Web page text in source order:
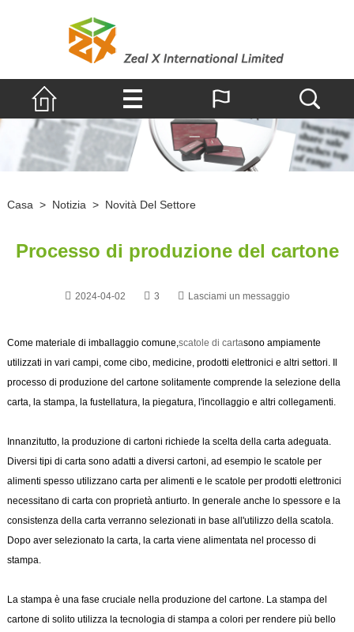
Casa > Notizia > Novità Del Settore
Processo di produzione del cartone
2024-04-02 3 Lasciami un messaggio
Come materiale di imballaggio comune, scatole di cartasono ampiamente
utilizzati in vari campi, come cibo, medicine, prodotti elettronici e altri settori. Il
processo di produzione del cartone solitamente comprende la selezione della
carta, la stampa, la fustellatura, la piegatura, l'incollaggio e altri collegamenti.
Innanzitutto, la produzione di cartoni richiede la scelta della carta adeguata.
Diversi tipi di carta sono adatti a diversi cartoni, ad esempio le scatole per
alimenti spesso utilizzano carta per alimenti e le scatole per prodotti elettronici
necessitano di carta con proprietà antiurto. In generale anche lo spessore e la
consistenza della carta verranno selezionati in base all'utilizzo della scatola.
Dopo aver selezionato la carta, la carta viene alimentata nel processo di
stampa.
La stampa è una fase cruciale nella produzione del cartone. La stampa del
cartone di solito utilizza la tecnologia di stampa a colori per rendere più bello